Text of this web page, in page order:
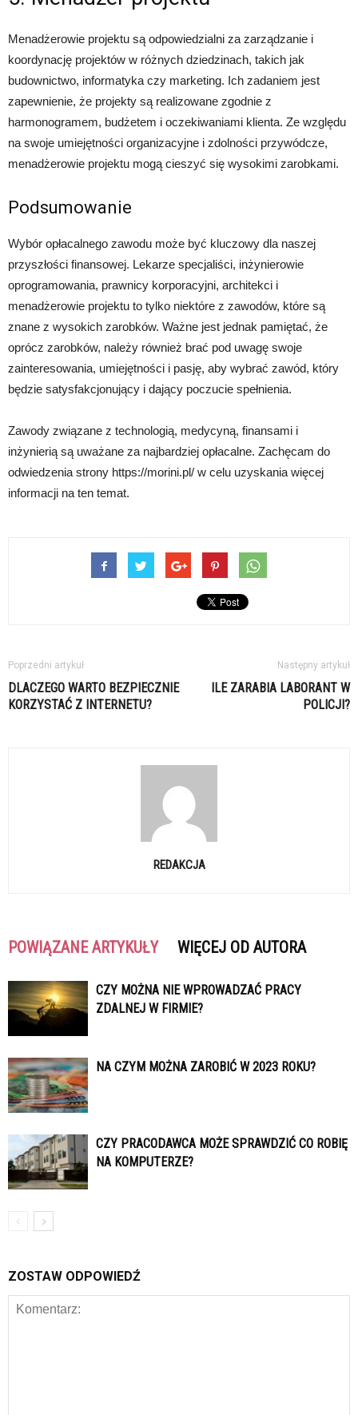
Menadżerowie projektu są odpowiedzialni za zarządzanie i
koordynację projektów w różnych dziedzinach, takich jak
budownictwo, informatyka czy marketing. Ich zadaniem jest
zapewnienie, że projekty są realizowane zgodnie z
harmonogramem, budżetem i oczekiwaniami klienta. Ze względu
na swoje umiejętności organizacyjne i zdolności przywódcze,
menadżerowie projektu mogą cieszyć się wysokimi zarobkami.
Podsumowanie
Wybór opłacalnego zawodu może być kluczowy dla naszej
przyszłości finansowej. Lekarze specjaliści, inżynierowie
oprogramowania, prawnicy korporacyjni, architekci i
menadżerowie projektu to tylko niektóre z zawodów, które są
znane z wysokich zarobków. Ważne jest jednak pamiętać, że
oprócz zarobków, należy również brać pod uwagę swoje
zainteresowania, umiejętności i pasję, aby wybrać zawód, który
będzie satysfakcjonujący i dający poczucie spełnienia.
Zawody związane z technologią, medycyną, finansami i
inżynierią są uważane za najbardziej opłacalne. Zachęcam do
odwiedzenia strony https://morini.pl/ w celu uzyskania więcej
informacji na ten temat.
Poprzedni artykuł
DLACZEGO WARTO BEZPIECZNIE
KORZYSTAĆ Z INTERNETU?
Następny artykuł
ILE ZARABIA LABORANT W
POLICJI?
REDAKCJA
POWIĄZANE ARTYKUŁY WIĘCEJ OD AUTORA
CZY MOŻNA NIE WPROWADZAĆ PRACY
ZDALNEJ W FIRMIE?
NA CZYM MOŻNA ZAROBIĆ W 2023 ROKU?
CZY PRACODAWCA MOŻE SPRAWDZIĆ CO ROBIĘ
NA KOMPUTERZE?
ZOSTAW ODPOWIEDŹ